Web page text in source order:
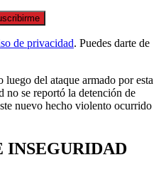
de privacidad. Puedes darte de
del ataque armado por esta
no se reportó la detención de
nuevo hecho violento ocurrido
INSEGURIDAD